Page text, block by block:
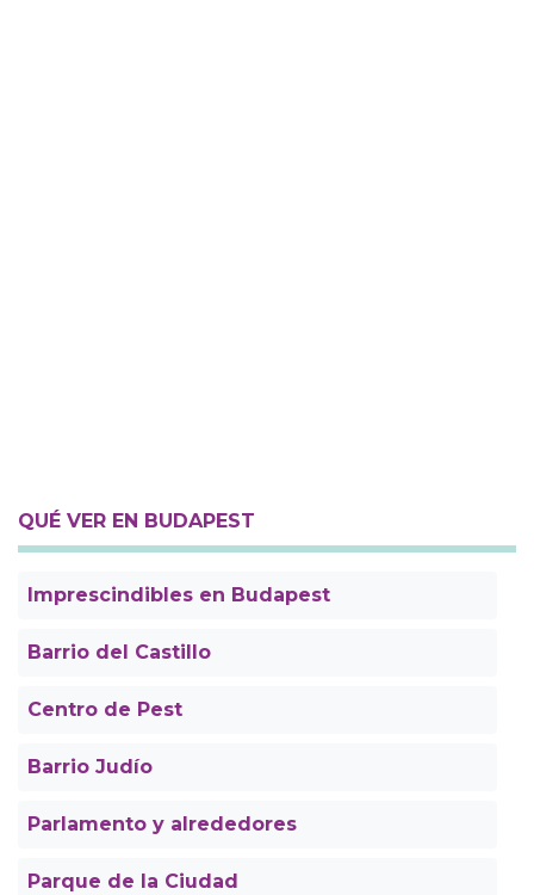
QUÉ VER EN BUDAPEST
Imprescindibles en Budapest
Barrio del Castillo
Centro de Pest
Barrio Judío
Parlamento y alrededores
Parque de la Ciudad